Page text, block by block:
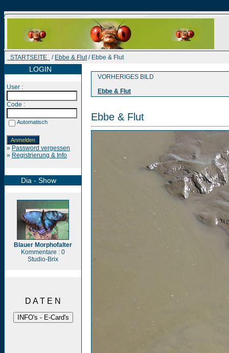
STARTSEITE / Ebbe & Flut/ Ebbe & Flut
LOGIN
User :
Code :
Automatisch
» Password vergessen
» Registrierung & Info
Dia - Show
Blauer Morphofalter
Kommentare : 0
Studio-Brix
D A T E N
VORHERIGES BILD
Ebbe & Flut
Ebbe & Flut